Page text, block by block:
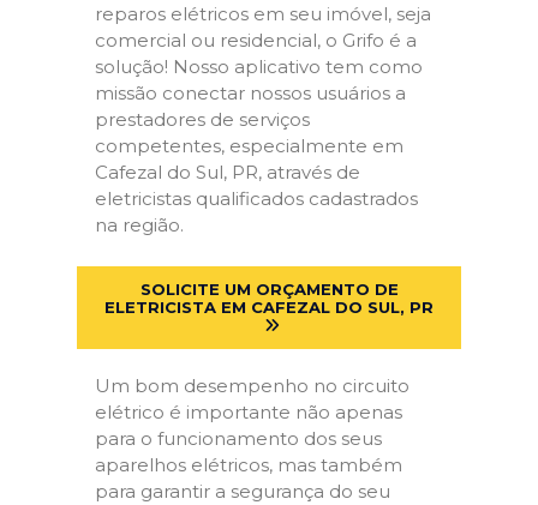
reparos elétricos em seu imóvel, seja
comercial ou residencial, o Grifo é a
solução! Nosso aplicativo tem como
missão conectar nossos usuários a
prestadores de serviços
competentes, especialmente em
Cafezal do Sul, PR, através de
eletricistas qualificados cadastrados
na região.
SOLICITE UM ORÇAMENTO DE
ELETRICISTA EM CAFEZAL DO SUL, PR
Um bom desempenho no circuito
elétrico é importante não apenas
para o funcionamento dos seus
aparelhos elétricos, mas também
para garantir a segurança do seu